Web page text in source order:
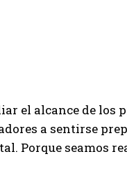
el alcance de los
a sentirse
Porque seamos